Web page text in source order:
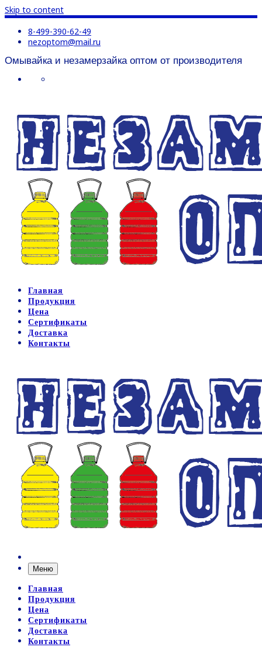
Skip to content
8-499-390-62-49
nezoptom@mail.ru
Омывайка и незамерзайка оптом от производителя
Главная
Продукция
Цена
Сертификаты
Доставка
Контакты
Меню
Главная
Продукция
Цена
Сертификаты
Доставка
Контакты